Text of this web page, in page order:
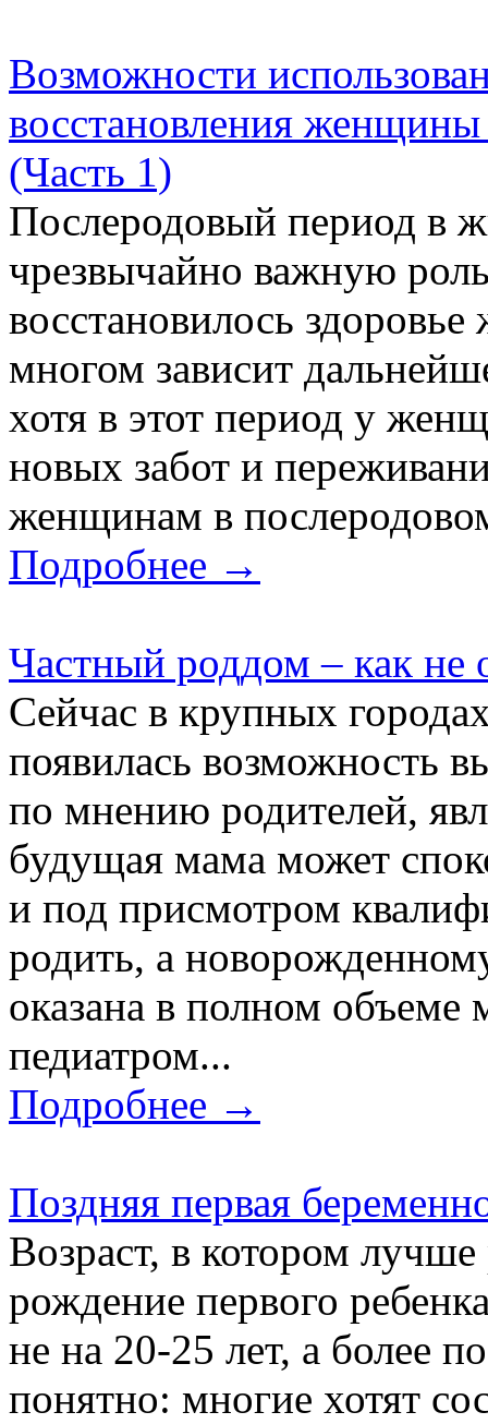
Возможности
восстановления
(Часть 1)
Послеродовый период в
чрезвычайно важную
восстановилось
многом зависит
хотя в этот период у
новых забот и
женщинам в
Подробнее →
Частный роддом – как не
Сейчас в крупных
появилась возможность
по мнению родителей,
будущая мама может
и под присмотром
родить, а
оказана в полном
педиатром...
Подробнее →
Поздняя первая
Возраст, в котором
рождение первого
не на 20-25 лет, а более
понятно: многие хотят